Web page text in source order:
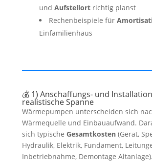
und Aufstellortrichtig planst
Rechenbeispiele für
Einfamilienhaus
💰 1) Anschaffungs- und
realistische Spanne
Wärmepumpen unterscheiden sich
Wärmequelle und Einbauaufwand.
sich typische Gesamtkosten(Gerät,
Hydraulik, Elektrik, Fundament,
Inbetriebnahme, Demontage Altanlage).